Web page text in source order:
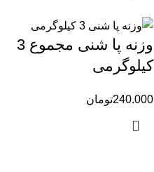
وزنه پا شنی مجموع 3
کیلوگرمی
تومان240.000